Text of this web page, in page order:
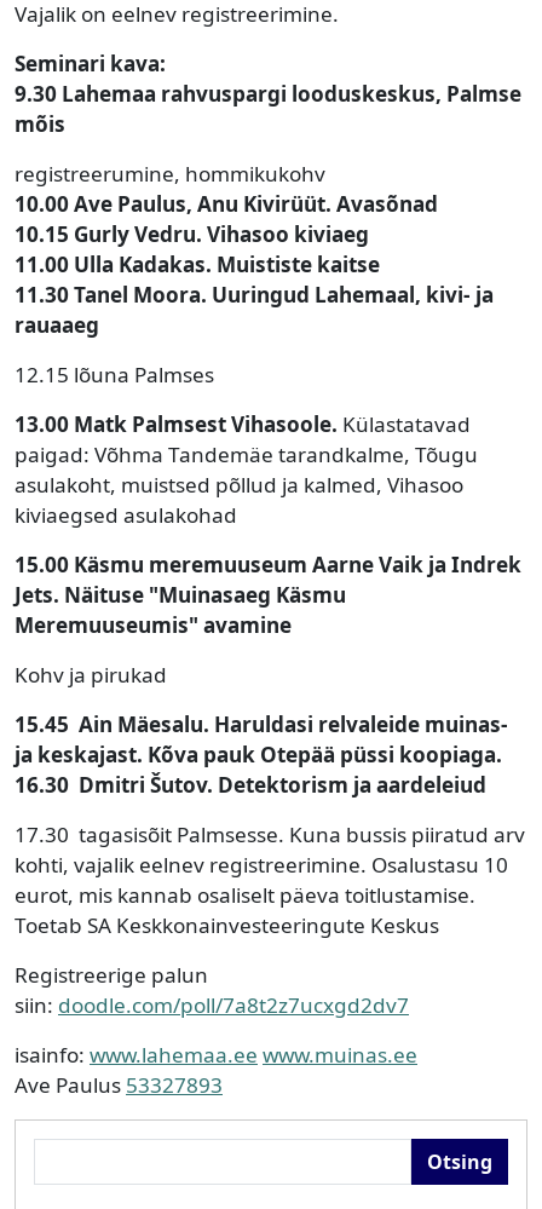
Vajalik on eelnev registreerimine.
Seminari kava:
9.30 Lahemaa rahvuspargi looduskeskus, Palmse
mõis
registreerumine, hommikukohv
10.00 Ave Paulus, Anu Kivirüüt. Avasõnad
10.15 Gurly Vedru. Vihasoo kiviaeg
11.00 Ulla Kadakas. Muististe kaitse
11.30Tanel Moora. Uuringud Lahemaal, kivi- ja
rauaaeg
12.15 lõuna Palmses
13.00 Matk Palmsest Vihasoole. Külastatavad
paigad: Võhma Tandemäe tarandkalme, Tõugu
asulakoht, muistsed põllud ja kalmed, Vihasoo
kiviaegsed asulakohad
15.00 Käsmu meremuuseum Aarne Vaik ja Indrek
Jets. Näituse "Muinasaeg Käsmu
Meremuuseumis" avamine
Kohv ja pirukad
15.45 Ain Mäesalu. Haruldasi relvaleide muinas-
ja keskajast. Kõva pauk Otepää püssi koopiaga.
16.30 Dmitri Šutov. Detektorism ja aardeleiud
17.30 tagasisõit Palmsesse. Kuna bussis piiratud arv
kohti, vajalik eelnev registreerimine. Osalustasu 10
eurot, mis kannab osaliselt päeva toitlustamise.
Toetab SA Keskkonainvesteeringute Keskus
Registreerige palun
siin: doodle.com/poll/7a8t2z7ucxgd2dv7
isainfo: www.lahemaa.ee www.muinas.ee
Ave Paulus 53327893